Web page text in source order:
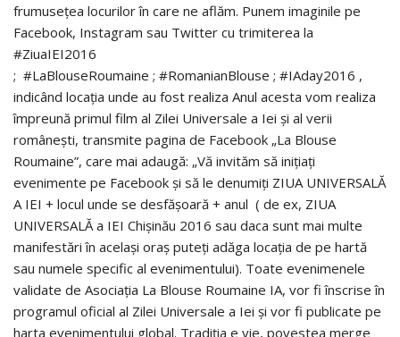
frumusețea locurilor în care ne aflăm. Punem imaginile pe
Facebook, Instagram sau Twitter cu trimiterea la
#ZiuaIEI2016
; #LaBlouseRoumaine ; #RomanianBlouse ; #IAday2016 ,
indicând locația unde au fost realiza Anul acesta vom realiza
împreună primul film al Zilei Universale a Iei și al verii
românești, transmite pagina de Facebook „La Blouse
Roumaine”, care mai adaugă: „Vă invităm să inițiați
evenimente pe Facebook și să le denumiți ZIUA UNIVERSALĂ
A IEI + locul unde se desfășoară + anul ( de ex, ZIUA
UNIVERSALĂ a IEI Chișinău 2016 sau daca sunt mai multe
manifestări în același oraș puteți adăga locația de pe hartă
sau numele specific al evenimentului). Toate evenimenele
validate de Asociația La Blouse Roumaine IA, vor fi înscrise în
programul oficial al Zilei Universale a Iei și vor fi publicate pe
harta evenimentului global. Tradiția e vie, povestea merge